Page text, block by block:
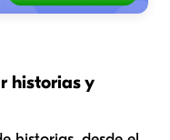
historias y